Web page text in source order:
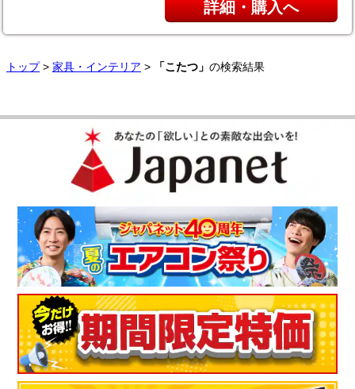
詳細・購入へ
トップ> 家具・インテリア > 「こたつ」 の検索結果